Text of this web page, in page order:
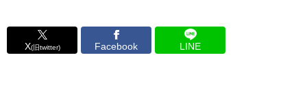
X(旧twitter) Facebook LINE